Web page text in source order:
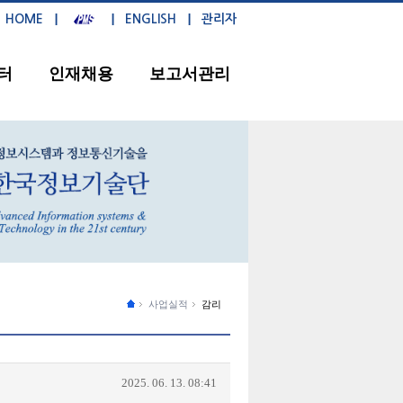
HOME ENGLISH 관리자
인재채용 보고서관리
사업실적 감리
2025. 06. 13. 08:41